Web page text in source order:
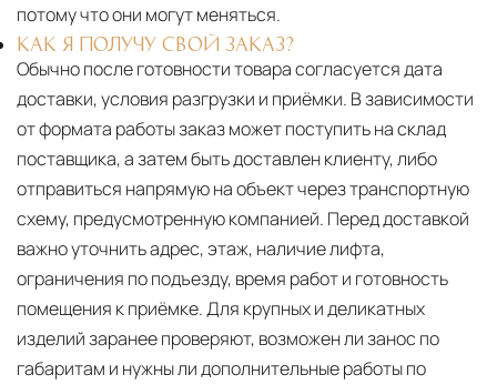
потому что они могут меняться.
КАК Я ПОЛУЧУ СВОЙ ЗАКАЗ?
Обычно после готовности товара согласуется дата
доставки, условия разгрузки и приёмки. В зависимости
от формата работы заказ может поступить на склад
поставщика, а затем быть доставлен клиенту, либо
отправиться напрямую на объект через транспортную
схему, предусмотренную компанией. Перед доставкой
важно уточнить адрес, этаж, наличие лифта,
ограничения по подъезду, время работ и готовность
помещения к приёмке. Для крупных и деликатных
изделий заранее проверяют, возможен ли занос по
габаритам и нужны ли дополнительные работы по